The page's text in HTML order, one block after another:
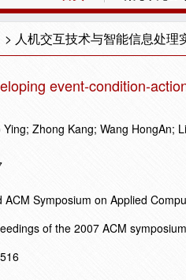
> 人机交互技术与智能信息处理
event-condition-
Ying; Zhong Kang; Wang HongAn;
ACM Symposium on Applied
of the 2007 ACM